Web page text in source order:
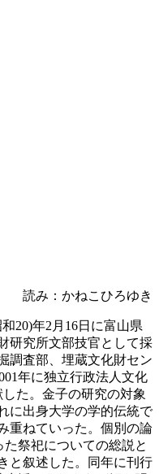
読み：かねこひろゆき
20)年2月16日に富山県
研究所文部技官として採
調査部、埋蔵文化財セン
年に独立行政法人文化
た。金子の研究の対象
に出身大学の学的伝統で
重ねていった。個別の論
祭祀についての総説と
と叙述した。同年に刊行